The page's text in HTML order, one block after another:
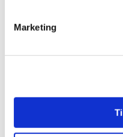
Marketing